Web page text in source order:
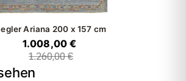
Ariana 200 x 157 cm
1.008,00 €
1.260,00 €